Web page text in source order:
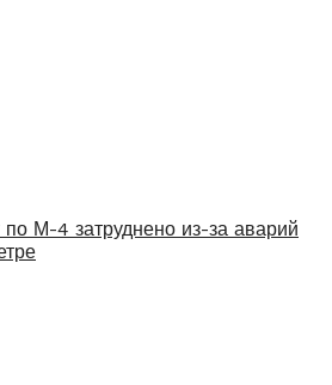
М-4 затруднено из-за аварий